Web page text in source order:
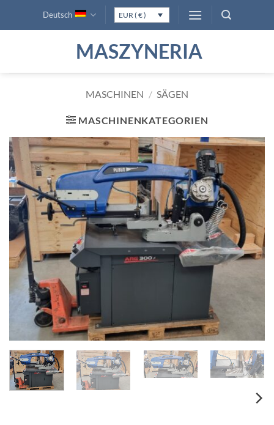
Deutsch EUR ( € )
MASZYNERIA
MASCHINEN / SÄGEN
MASCHINENKATEGORIEN